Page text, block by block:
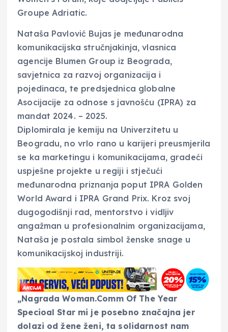
Groupe Adriatic.
Nataša Pavlović Bujas je međunarodna
komunikacijska stručnjakinja, vlasnica
agencije Blumen Group iz Beograda,
savjetnica za razvoj organizacija i
pojedinaca, te predsjednica globalne
Asocijacije za odnose s javnošću (IPRA) za
mandat 2024. – 2025.
Diplomirala je kemiju na Univerzitetu u
Beogradu, no vrlo rano u karijeri preusmjerila
se ka marketingu i komunikacijama, gradeći
uspješne projekte u regiji i stječući
međunarodna priznanja poput IPRA Golden
World Award i IPRA Grand Prix. Kroz svoj
dugogodišnji rad, mentorstvo i vidljiv
angažman u profesionalnim organizacijama,
Nataša je postala simbol ženske snage u
komunikacijskoj industriji.
„Nagrada Woman.Comm Of The Year
Specioal Star mi je posebno značajna jer
dolazi od žene ženi, ta solidarnost nam